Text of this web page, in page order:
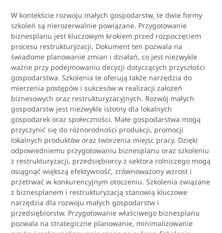
W kontekście rozwoju małych gospodarstw, te dwie formy
szkoleń są nierozerwalnie powiązane. Przygotowanie
biznesplanu jest kluczowym krokiem przed rozpoczęciem
procesu restrukturyzacji. Dokument ten pozwala na
świadome planowanie zmian i działań, co jest niezwykle
ważne przy podejmowaniu decyzji dotyczących przyszłości
gospodarstwa. Szkolenia te oferują także narzędzia do
mierzenia postępów i sukcesów w realizacji założeń
biznesowych oraz restrukturyzacyjnych. Rozwój małych
gospodarstw jest niezwykle istotny dla lokalnych
gospodarek oraz społeczności. Małe gospodarstwa mogą
przyczynić się do różnorodności produkcji, promocji
lokalnych produktów oraz tworzenia miejsc pracy. Dzięki
odpowiedniemu przygotowaniu biznesplanu oraz szkoleniu
z restrukturyzacji, przedsiębiorcy z sektora rolniczego mogą
osiągnąć większą efektywność, zrównoważony wzrost i
przetrwać w konkurencyjnym otoczeniu. Szkolenia związane
z biznesplanem i restrukturyzacją stanowią kluczowe
narzędzia dla rozwoju małych gospodarstw i
przedsiębiorstw. Przygotowanie właściwego biznesplanu
pozwala na strategiczne planowanie, minimalizowanie